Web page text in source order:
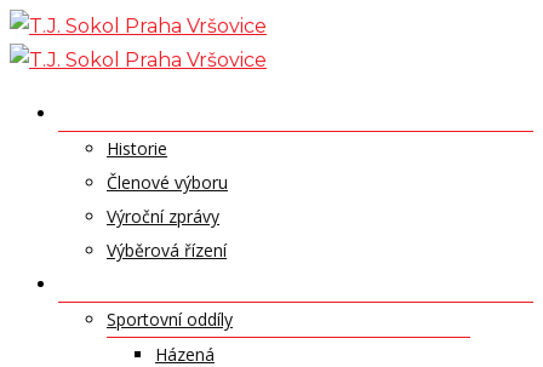
Skip
to
Historie
Členové výboru
Výroční zprávy
Výběrová řízení
Sportovní oddíly
Házená